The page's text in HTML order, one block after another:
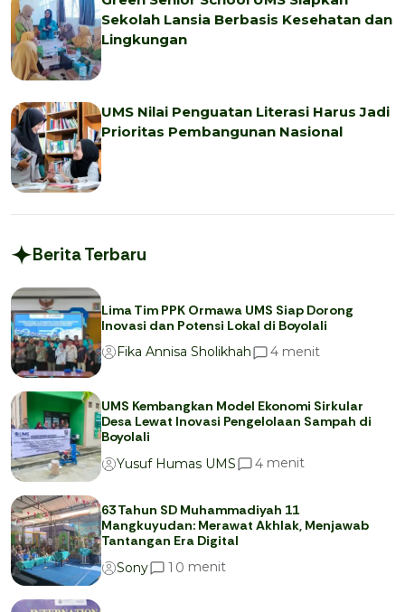
Sekolah Lansia Berbasis Kesehatan dan
Lingkungan
UMS Nilai Penguatan Literasi Harus Jadi
Prioritas Pembangunan Nasional
Berita Terbaru
Lima Tim PPK Ormawa UMS Siap Dorong
Inovasi dan Potensi Lokal di Boyolali
Fika Annisa Sholikhah
4 menit
UMS Kembangkan Model Ekonomi Sirkular
Desa Lewat Inovasi Pengelolaan Sampah di
Boyolali
Yusuf Humas UMS
4 menit
63 Tahun SD Muhammadiyah 11
Mangkuyudan: Merawat Akhlak, Menjawab
Tantangan Era Digital
Sony
1 0 menit